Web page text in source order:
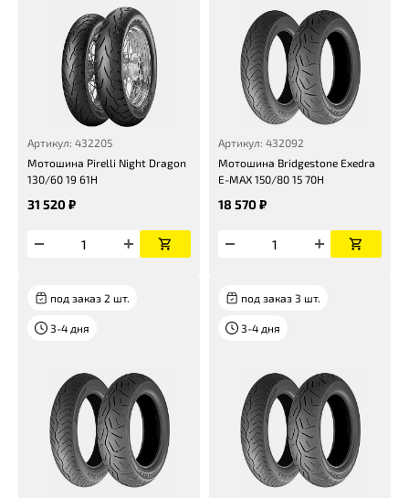
Артикул: 432205
Мотошина Pirelli Night Dragon
130/60 19 61H
31 520 ₽
Артикул: 432092
Мотошина Bridgestone Exedra
E-MAX 150/80 15 70H
18 570 ₽
под заказ 2 шт.
3-4 дня
под заказ 3 шт.
3-4 дня